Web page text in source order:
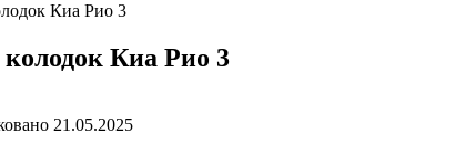
Киа Рио 3
Киа Рио 3
21.05.2025